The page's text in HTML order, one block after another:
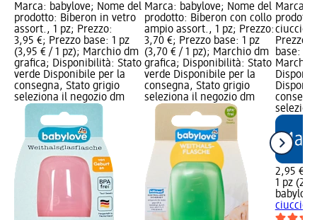
Marca: babylove; Nome del
prodotto: Biberon in vetro
assort., 1 pz; Prezzo:
3,95 €; Prezzo base: 1 pz
(3,95 € / 1 pz); Marchio dm
grafica; Disponibilità: Stato
verde Disponibile per la
consegna, Stato grigio
seleziona il negozio dm
Marca: babylove; Nome del
prodotto: Biberon con collo
ampio assort., 1 pz; Prezzo:
3,70 €; Prezzo base: 1 pz
(3,70 € / 1 pz); Marchio dm
grafica; Disponibilità: Stato
verde Disponibile per la
consegna, Stato grigio
seleziona il negozio dm
Marca:
ciuccio
Prezzo:
base: 1
Marchio
2,95 €
1 pz
babylove
ciuccio